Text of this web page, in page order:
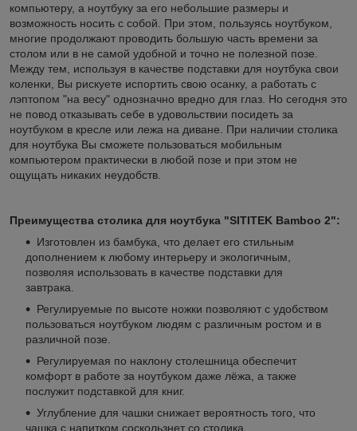
компьютеру, а ноутбуку за его небольшие размеры и
возможность носить с собой. При этом, пользуясь ноутбуком,
многие продолжают проводить большую часть времени за
столом или в не самой удобной и точно не полезной позе.
Между тем, используя в качестве подставки для ноутбука свои
коленки, Вы рискуете испортить свою осанку, а работать с
лэптопом "на весу" однозначно вредно для глаз. Но сегодня это
не повод отказывать себе в удовольствии посидеть за
ноутбуком в кресле или лежа на диване. При наличии столика
для ноутбука Вы сможете пользоваться мобильным
компьютером практически в любой позе и при этом не
ощущать никаких неудобств.
Преимущества столика для ноутбука "SITITEK Bamboo 2":
Изготовлен из бамбука, что делает его стильным
дополнением к любому интерьеру и экологичным,
позволяя использовать в качестве подставки для
завтрака.
Регулируемые по высоте ножки позволяют с удобством
пользоваться ноутбуком людям с различным ростом и в
различной позе.
Регулируемая по наклону столешница обеспечит
комфорт в работе за ноутбуком даже лёжа, а также
послужит подставкой для книг.
Углубление для чашки снижает вероятность того, что
чашка с напитком соскользнет со столика.